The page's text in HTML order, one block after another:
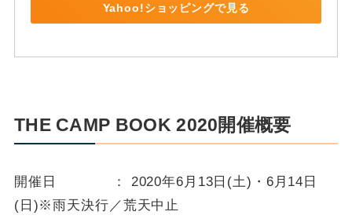
Yahoo!ショッピングで見る
THE CAMP BOOK 2020開催概要
開催日 ： 2020年6月13日(土)・6月14日
(日)※雨天決行／荒天中止